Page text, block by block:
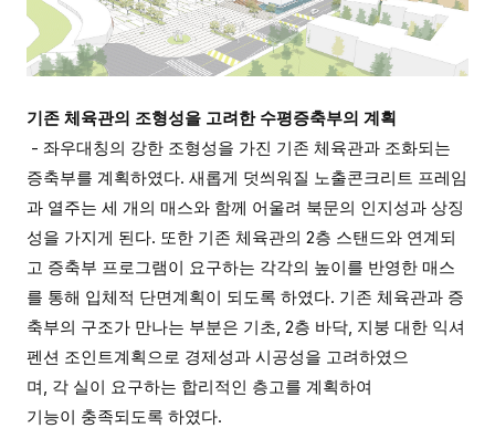
기존 체육관의 조형성을 고려한 수평증축부의 계획
- 좌우대칭의 강한 조형성을 가진 기존 체육관과 조화되는
증축부를 계획하였다. 새롭게 덧씌워질 노출콘크리트 프레임
과 열주는 세 개의 매스와 함께 어울려 북문의 인지성과 상징
성을 가지게 된다. 또한 기존 체육관의 2층 스탠드와 연계되
고 증축부 프로그램이 요구하는 각각의 높이를 반영한 매스
를 통해 입체적 단면계획이 되도록 하였다. 기존 체육관과 증
축부의 구조가 만나는 부분은 기초, 2층 바닥, 지붕 대한 익셔
펜션 조인트계획으로 경제성과 시공성을 고려하였으
며, 각 실이 요구하는 합리적인 층고를 계획하여
기능이 충족되도록 하였다.